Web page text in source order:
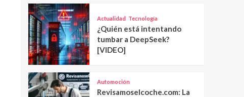
Actualidad Tecnología
¿Quién está intentando
tumbar a DeepSeek?
[VIDEO]
Automoción
Revisamoselcoche.com: La